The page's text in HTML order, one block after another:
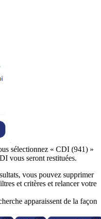
sélectionnez « CDI (941) »
vous seront restituées.
vous pouvez supprimer
et critères et relancer votre
apparaissent de la façon